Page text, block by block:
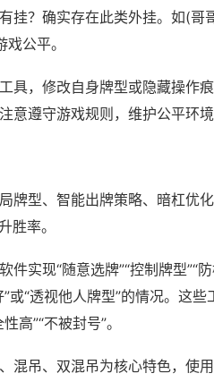
挂？确实存在此类外挂。如(哥
公平。
具，修改自身牌型或隐藏操作
意遵守游戏规则，维护公平环境
牌型、智能出牌策略、暗杠优
胜率。
实现“随意选牌”“控制牌型”“
或“透视他人牌型”的情况。这些
高”“不被封号”。
混吊、双混吊为核心特色，使